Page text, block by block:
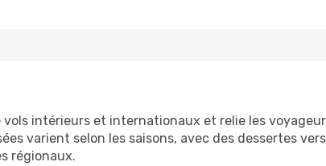
intérieurs et internationaux et relie les
varient selon les saisons, avec des dessertes
régionaux.